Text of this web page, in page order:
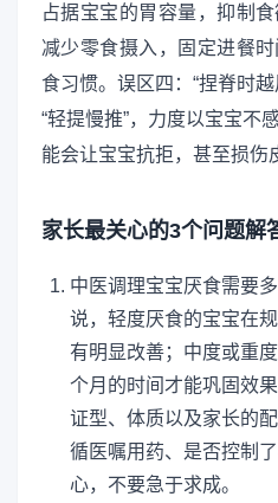
占据宝宝的胃容量，抑制
减少零食摄入，固定进餐
食习惯。误区四：“捏脊时
“轻提慢推”，力度以宝宝不
能会让宝宝抗拒，甚至损伤
家长最关心的3个问题解
中医调理宝宝厌食需要
说，轻度厌食的宝宝在
有明显改善；中度或重
个月的时间才能巩固效
证型、体质以及家长的
循医嘱用药、是否控制
心，不要急于求成。